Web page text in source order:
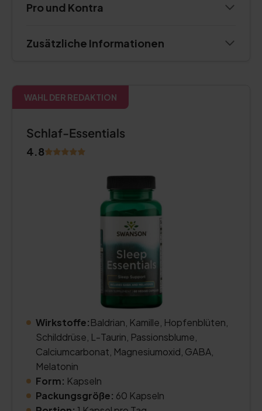
Pro und Kontra
Zusätzliche Informationen
WAHL DER REDAKTION
Schlaf-Essentials
4.8
Wirkstoffe:Baldrian, Kamille, Hopfenblüten,
Schilddrüse, L-Taurin, Passionsblume,
Calciumcarbonat, Magnesiumoxid, GABA,
Melatonin
Form: Kapseln
Packungsgröße: 60 Kapseln